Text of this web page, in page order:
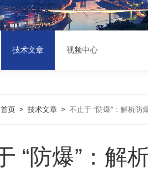
技术文章 视频中心
首页 > 技术文章 > 不止于 “防爆”：解析
“防爆”：